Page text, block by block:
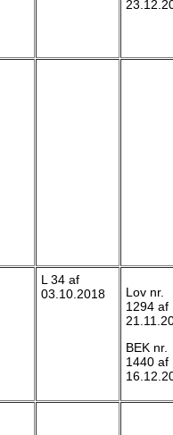
L 34 af
03.10.2018
Lov nr.
1294 af
BEK nr.
1440 af